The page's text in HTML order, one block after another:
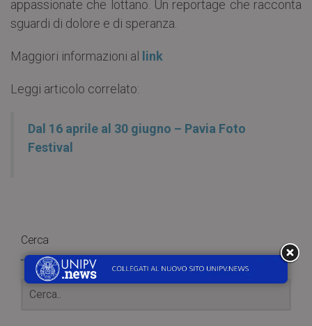
appassionate che lottano. Un reportage che racconta
sguardi di dolore e di speranza.
Maggiori informazioni al link
Leggi articolo correlato:
Dal 16 aprile al 30 giugno – Pavia Foto
Festival
Cerca